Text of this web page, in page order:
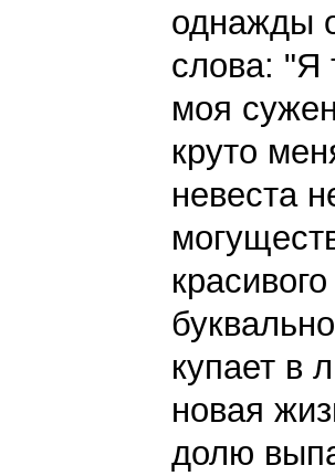
однажды
слова: "Я
моя
круто
невеста
купает в
новая
долю